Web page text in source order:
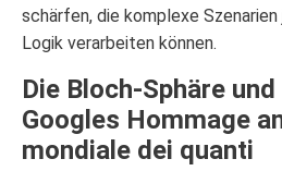
schärfen, die komplexe
Logik verarbeiten können.
Die Bloch-Sphäre
Googles Hommage
mondiale dei quanti